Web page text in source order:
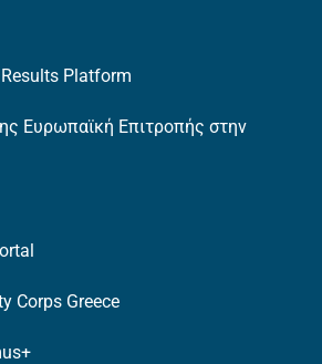
Platform
Ευρωπαϊκή Επιτροπής στην
Corps Greece